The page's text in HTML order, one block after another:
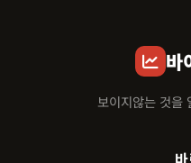
바
보이지않는 것을